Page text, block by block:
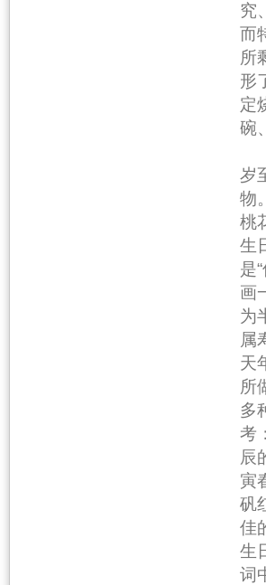
究
而
所
形
定
碗
岁
物
桃
生
是
画
为
属
天
所
多
考
辰
寅
矾
佳
生
词